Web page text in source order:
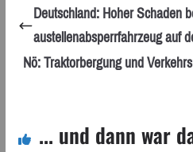
Deutschland: Hoher Schaden
austellenabsperrfahrzeug auf
Nö: Traktorbergung und
... und dann war